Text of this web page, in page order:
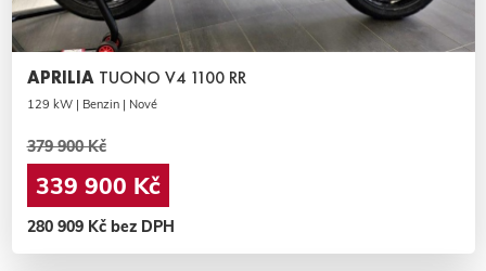
APRILIA TUONO V4 1100 RR
129 kW | Benzin | Nové
379 900 Kč
339 900 Kč
280 909 Kč bez DPH